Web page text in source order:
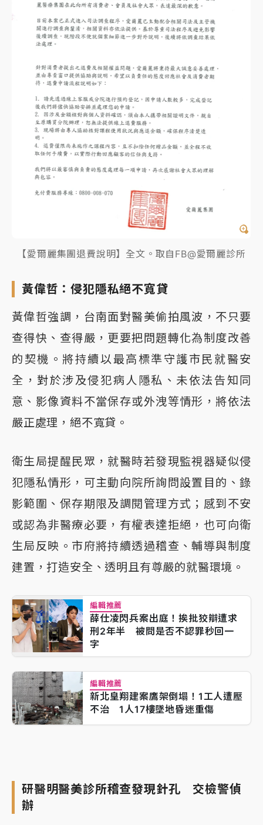
【愛爾麗集團退費說明】全文。取自FB@愛爾麗診所
黃偉哲：侵犯隱私絕不寬貸
黃偉哲強調，台南面對醫美偷拍風波，不只要
查得快、查得嚴，更要把問題轉化為制度改善
的契機。將持續以最高標準守護市民就醫安
全，對於涉及侵犯病人隱私、未依法告知同
意、影像資料不當保存或外洩等情形，將依法
嚴正處理，絕不寬貸。
衛生局提醒民眾，就醫時若發現監視器疑似侵
犯隱私情形，可主動向院所詢問設置目的、錄
影範圍、保存期限及調閱管理方式；感到不安
或認為非醫療必要，有權表達拒絕，也可向衛
生局反映。市府將持續透過稽查、輔導與制度
建置，打造安全、透明且有尊嚴的就醫環境。
編輯推薦
薛仕凌閃兵案出庭！挨批狡辯遭求
刑2年半 被問是否不認罪秒回一
字
編輯推薦
新北皇翔建案鷹架倒塌！1工人遭壓
不治 1人17樓墜地昏迷重傷
研醫明醫美診所稽查發現針孔 交檢警偵
辦